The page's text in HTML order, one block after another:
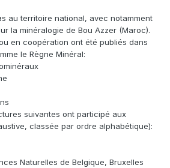
au territoire national, avec notamment
la minéralogie de Bou Azzer (Maroc).
en coopération ont été publiés dans
le Règne Minéral:
suivantes ont participé aux
classée par ordre alphabétique):
Naturelles de Belgique, Bruxelles